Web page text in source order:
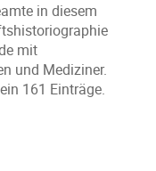
in diesem
mit
und Mediziner.
161 Einträge.